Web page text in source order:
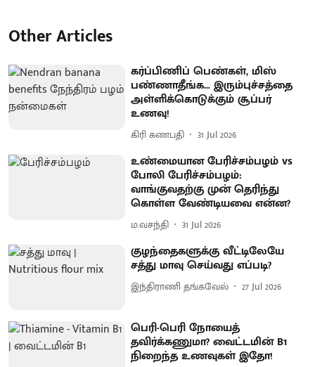
Other Articles
கர்ப்பிணிப் பெண்கள், மிஸ்
பண்ணாதீங்க... இரும்புச்சத்தை
அள்ளிக்கொடுக்கும் சூப்பர்
உணவு!
கிரி கணபதி 31 Jul 2026
உண்மையான பேரிச்சம்பழம் vs
போலி பேரிச்சம்பழம்:
வாங்குவதற்கு முன் தெரிந்து
கொள்ள வேண்டியவை என்ன?
ம.வசந்தி 31 Jul 2026
குழந்தைகளுக்கு வீட்டிலேயே
சத்து மாவு செய்வது எப்படி?
இந்திராணி தங்கவேல் 27 Jul 2026
பெரி-பெரி நோயைத்
தவிர்க்கணுமா? வைட்டமின் B1
நிறைந்த உணவுகள் இதோ!